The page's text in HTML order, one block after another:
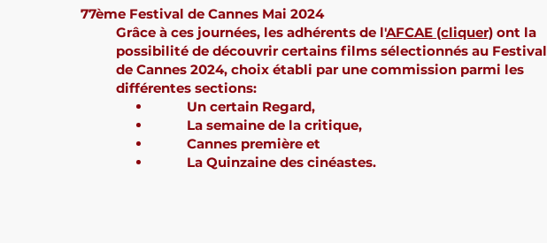
77ème Festival de Cannes Mai 2024
Grâce à ces journées, les adhérents de l'AFCAE (cliquer) ont la
possibilité de découvrir certains films sélectionnés au Festival
de Cannes 2024, choix établi par une commission parmi les
différentes sections:
Un certain Regard,
La semaine de la critique,
Cannes première et
La Quinzaine des cinéastes.